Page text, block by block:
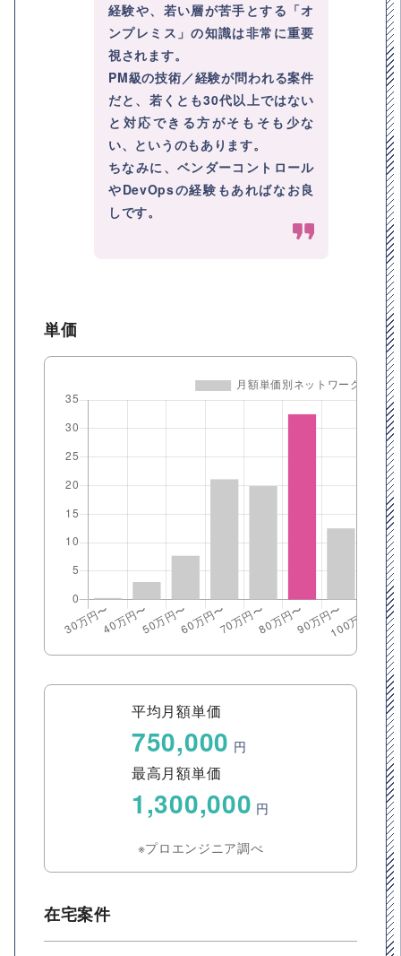
経験や、若い層が苦手とする「オ
ンプレミス」の知識は非常に重要
視されます。
PM級の技術／経験が問われる案件
だと、若くとも30代以上ではない
と対応できる方がそもそも少な
い、というのもあります。
ちなみに、ベンダーコントロール
やDevOpsの経験もあればなお良
しです。
単価
平均月額単価
750,000 円
最高月額単価
1,300,000 円
※プロエンジニア調べ
在宅案件